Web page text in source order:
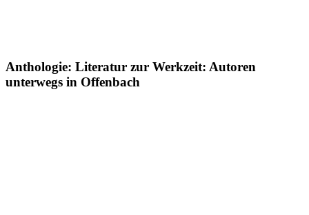
Anthologie: Literatur zur Werkzeit: Autoren
unterwegs in Offenbach